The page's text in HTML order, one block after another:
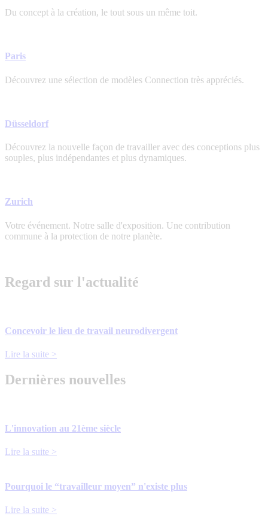
Du concept à la création, le tout sous un même toit.
Paris
Découvrez une sélection de modèles Connection très appréciés.
Düsseldorf
Découvrez la nouvelle façon de travailler avec des conceptions plus
souples, plus indépendantes et plus dynamiques.
Zurich
Votre événement. Notre salle d'exposition. Une contribution
commune à la protection de notre planète.
Regard sur l'actualité
Concevoir le lieu de travail neurodivergent
Lire la suite >
Dernières nouvelles
L'innovation au 21ème siècle
Lire la suite >
Pourquoi le “travailleur moyen” n'existe plus
Lire la suite >